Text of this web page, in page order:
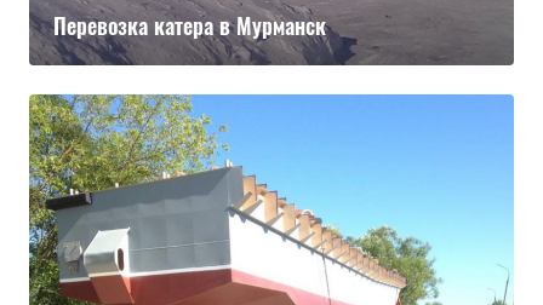
Перевозка катера в Мурманск